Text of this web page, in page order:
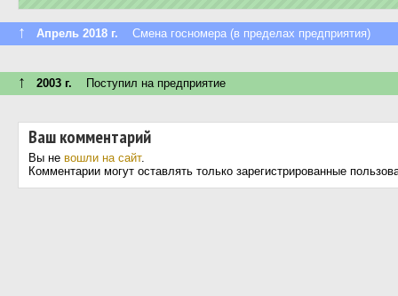
↑ Апрель 2018 г. Смена госномера (в пределах предприятия)
↑ 2003 г. Поступил на предприятие
Ваш комментарий
Вы не вошли на сайт.
Комментарии могут оставлять только зарегистрированные